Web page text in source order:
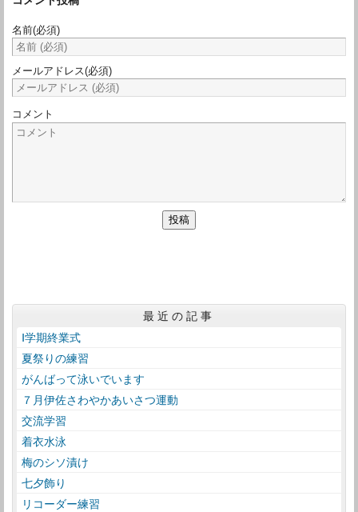
名前(必須)
メールアドレス(必須)
コメント
最近の記事
Ⅰ学期終業式
夏祭りの練習
がんばって泳いでいます
７月伊佐さわやかあいさつ運動
交流学習
着衣水泳
梅のシソ漬け
七夕飾り
リコーダー練習